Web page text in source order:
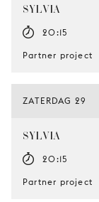
SYLVIA
20:15
Partner project
ZATERDAG 29
SYLVIA
20:15
Partner project